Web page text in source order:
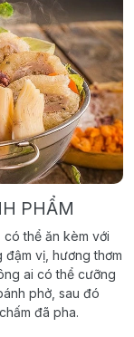
PHẨM
có thể ăn kèm với
vị, hương thơm
ai có thể cưỡng
phở, sau đó
đã pha.